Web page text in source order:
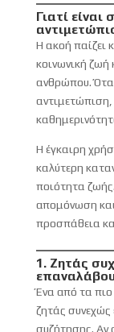
Γιατί είναι
Η ακοή παίζει
κοινωνική ζωή
ανθρώπου.
αντιμετώπιση,
Η έγκαιρη
καλύτερη
ποιότητα
απομόνωση
προσπάθεια
1. Ζητάς
Ένα από τα πιο
ζητάς
συζήτησης. Αν